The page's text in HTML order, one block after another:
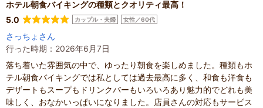
定価だと少し高く感じますが、ポイントやセールを組み合わせてま
た伺います。
混雑具合 ：空いていた
滞在時間：1～2時間
人数：未設定
投稿日： 2026年7月3日
ホテル朝食バイキングの種類とクオリティ最高！
5.0
カップル・夫婦 女性／60代
さっちょさん
行った時期：2026年6月7日
落ち着いた雰囲気の中で、ゆったり朝食を楽しめました。種類もホ
テル朝食バイキングでは私としては過去最高に多く、和食も洋食も
デザートもスープもドリンクバーもいろいろあり魅力的でどれも美
味しく、おなかいっぱいになりました。店員さんの対応もサービス